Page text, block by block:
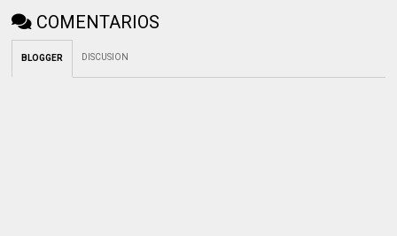
COMENTARIOS
BLOGGER DISCUSION